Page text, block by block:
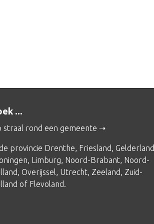
...
straal rond een gemeente
provincie Drenthe, Friesland, Gelderland
, Limburg, Noord-Brabant, Noord-
, Overijssel, Utrecht, Zeeland, Zuid-
of Flevoland.